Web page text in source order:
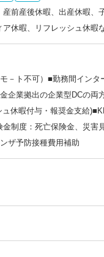
前産後休暇、出産休暇、
休暇、リフレッシュ休暇
－ト不可）■勤務間イン
企業拠出の企業型DCの
休暇付与・報奨金支給
制度：死亡保険金、災
ザ予防接種費用補助